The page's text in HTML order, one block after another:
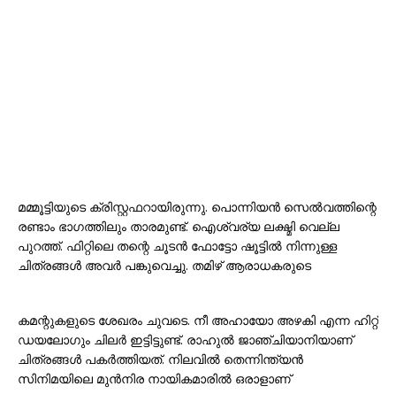
മമ്മൂട്ടിയുടെ ക്രിസ്റ്റഫറായിരുന്നു. പൊന്നിയൻ സെൽവത്തിന്റെ
രണ്ടാം ഭാഗത്തിലും താരമുണ്ട്. ഐശ്വര്യ ലക്ഷ്മി വെല്ല
പുറത്ത്. ഫിറ്റിലെ തന്റെ ചൂടൻ ഫോട്ടോ ഷൂട്ടിൽ നിന്നുള്ള
ചിത്രങ്ങൾ അവർ പങ്കുവെച്ചു. തമിഴ് ആരാധകരുടെ
കമന്റുകളുടെ ശേഖരം ചുവടെ. നീ അഹായോ അഴകി എന്ന ഹിറ്റ്
ഡയലോഗും ചിലർ ഇട്ടിട്ടുണ്ട്. രാഹുൽ ജാഞ്ചിയാനിയാണ്
ചിത്രങ്ങൾ പകർത്തിയത്. നിലവിൽ തെന്നിന്ത്യൻ
സിനിമയിലെ മുൻനിര നായികമാരിൽ ഒരാളാണ്